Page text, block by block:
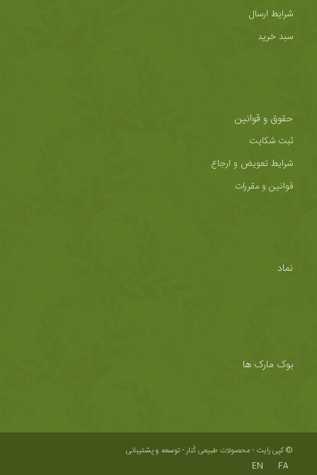
شرایط ارسال
سبد خرید
حقوق و قوانین
ثبت شکایت
شرایط تعویض و ارجاع
قوانین و مقررات
نماد
بوک مارک ها
© کپی رایت - محصولات طبیعی کُنار -توسعه و پشتیبانی
FA
EN